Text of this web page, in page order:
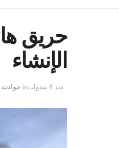
حريق
الإنشاء
منذ 4 سنوات in حوادث